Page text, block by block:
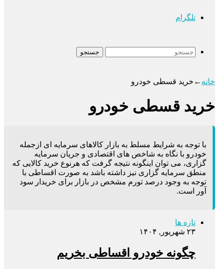
تلگرام
جستجو
خانه ← خرید قسطی خودرو
خرید قسطی خودرو
با توجه به شرایط مسلط به بازار کالاهای سرمایه ای ازجمله
خودرو با نگاه به شاخص های اقتصادی و جریان سرمایه
گزاری، می توان اینگونه نتیجه گرفت که هرنوع خرید کالایی که
منطق سرمایه گزاری نیز داشته باشد به صورت اقساطی با
توجه به وجود درصد تورم مشخص در بازار برای خریدار سود
آور است.
تازه ها
۲۳ شهریور, ۱۴۰۴
چگونه خودرو اقساطی بخریم